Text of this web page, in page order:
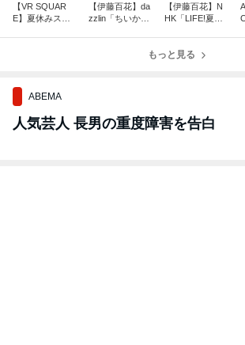
【VR SQUAR
E】夏休みスペ
【伊藤百花】da
zzlin「ちいか
【伊藤百花】N
HK「LIFE!夏」
もっと見る
ABEMA
人気芸人 長男の重度障害を告白